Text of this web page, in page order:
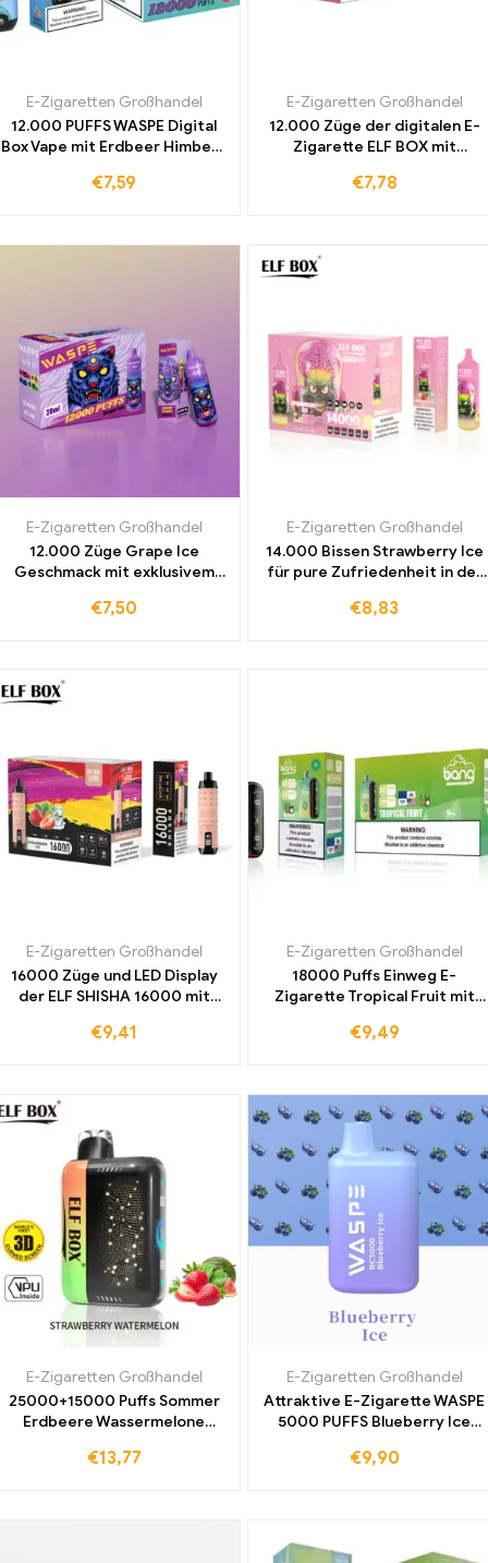
E-Zigaretten Großhandel
12.000 PUFFS WASPE Digital
Box Vape mit Erdbeer Himbeer
Zollfrei in Europa
€7,59
E-Zigaretten Großhandel
12.000 Züge der digitalen E-
Zigarette ELF BOX mit
Geschmack für ein
€7,78
E-Zigaretten Großhandel
12.000 Züge Grape Ice
Geschmack mit exklusivem
Factory direkt vom Hersteller
€7,50
E-Zigaretten Großhandel
14.000 Bissen Strawberry Ice
für pure Zufriedenheit in der
€8,83
E-Zigaretten Großhandel
16000 Züge und LED Display
der ELF SHISHA 16000 mit
unvergessliches Erlebnis
€9,41
E-Zigaretten Großhandel
18000 Puffs Einweg E-
Zigarette Tropical Fruit mit
individuellen Geschmack und
€9,49
E-Zigaretten Großhandel
25000+15000 Puffs Sommer
Erdbeere Wassermelone
€13,77
E-Zigaretten Großhandel
Attraktive E-Zigarette WASPE
5000 PUFFS Blueberry Ice
Großhandelspreise und
€9,90